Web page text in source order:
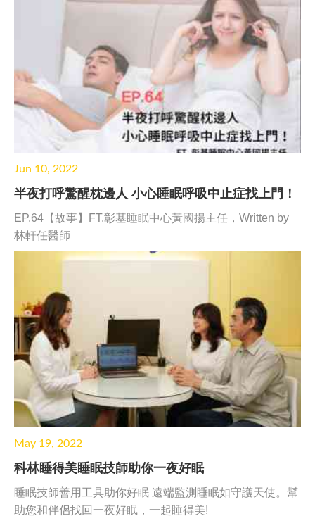
Jun 10, 2022
半夜打呼驚醒枕邊人 小心睡眠呼吸中止症找上門！
EP.64【故事】FT.彰基睡眠中心黃國揚主任，Written by
林軒任醫師
May 19, 2022
科林睡得美睡眠技師助你一夜好眠
睡眠技師善用工具助你好眠 遠端監測睡眠如守護天使。幫
助您和伴侶找回一夜好眠，一起睡得美!